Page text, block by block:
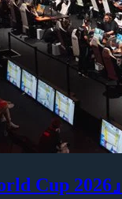
Cup 2026